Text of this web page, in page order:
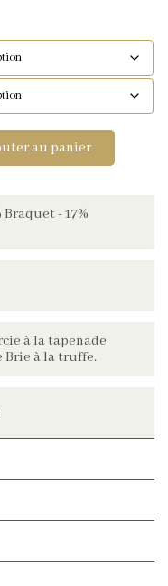
au panier
Braquet - 17%
à la tapenade
à la truffe.